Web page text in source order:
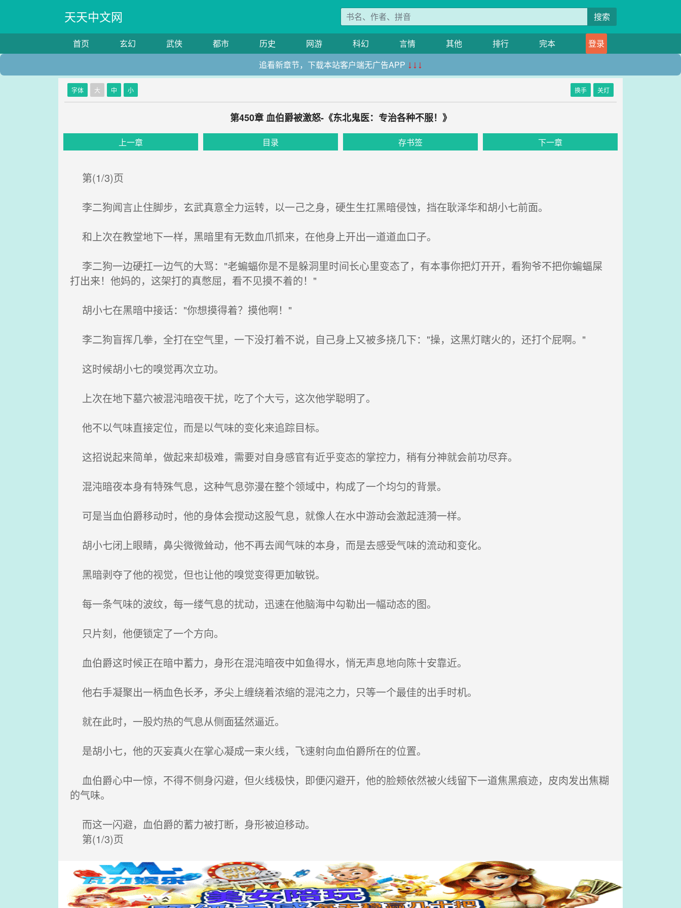
天天中文网 搜索
首页 玄幻 武侠 都市 历史 网游 科幻 言情 其他 排行 完本
登录
追看新章节，下载本站客户端无广告APP ↓↓↓
字体 大 中 小 换手 关灯
第450章 血伯爵被激怒-《东北鬼医：专治各种不服！》
上一章 目录 存书签 下一章
第(1/3)页
李二狗闻言止住脚步，玄武真意全力运转，以一己之身，硬生生扛黑暗侵蚀，挡在耿泽华和胡小七前面。
和上次在教堂地下一样，黑暗里有无数血爪抓来，在他身上开出一道道血口子。
李二狗一边硬扛一边气的大骂："老蝙蝠你是不是躲洞里时间长心里变态了，有本事你把灯开开，看狗爷不把你蝙蝠屎
打出来！他妈的，这架打的真憋屈，看不见摸不着的！"
胡小七在黑暗中接话："你想摸得着？摸他啊！"
李二狗盲挥几拳，全打在空气里，一下没打着不说，自己身上又被多挠几下："操，这黑灯瞎火的，还打个屁啊。"
这时候胡小七的嗅觉再次立功。
上次在地下墓穴被混沌暗夜干扰，吃了个大亏，这次他学聪明了。
他不以气味直接定位，而是以气味的变化来追踪目标。
这招说起来简单，做起来却极难，需要对自身感官有近乎变态的掌控力，稍有分神就会前功尽弃。
混沌暗夜本身有特殊气息，这种气息弥漫在整个领域中，构成了一个均匀的背景。
可是当血伯爵移动时，他的身体会搅动这股气息，就像人在水中游动会激起涟漪一样。
胡小七闭上眼睛，鼻尖微微耸动，他不再去闻气味的本身，而是去感受气味的流动和变化。
黑暗剥夺了他的视觉，但也让他的嗅觉变得更加敏锐。
每一条气味的波纹，每一缕气息的扰动，迅速在他脑海中勾勒出一幅动态的图。
只片刻，他便锁定了一个方向。
血伯爵这时候正在暗中蓄力，身形在混沌暗夜中如鱼得水，悄无声息地向陈十安靠近。
他右手凝聚出一柄血色长矛，矛尖上缠绕着浓缩的混沌之力，只等一个最佳的出手时机。
就在此时，一股灼热的气息从侧面猛然逼近。
是胡小七，他的灭妄真火在掌心凝成一束火线，飞速射向血伯爵所在的位置。
血伯爵心中一惊，不得不侧身闪避，但火线极快，即便闪避开，他的脸颊依然被火线留下一道焦黑痕迹，皮肉发出焦糊
的气味。
而这一闪避，血伯爵的蓄力被打断，身形被迫移动。
第(1/3)页